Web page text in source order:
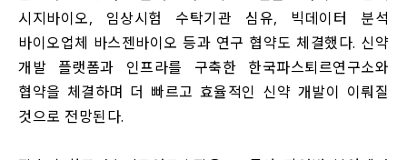
시지바이오, 임상시험 수탁기관 심유, 빅데이터 분석
바이오업체 바스젠바이오 등과 연구 협약도 체결했다. 신약
개발 플랫폼과 인프라를 구축한 한국파스퇴르연구소와
협약을 체결하며 더 빠르고 효율적인 신약 개발이 이뤄질
것으로 전망된다.